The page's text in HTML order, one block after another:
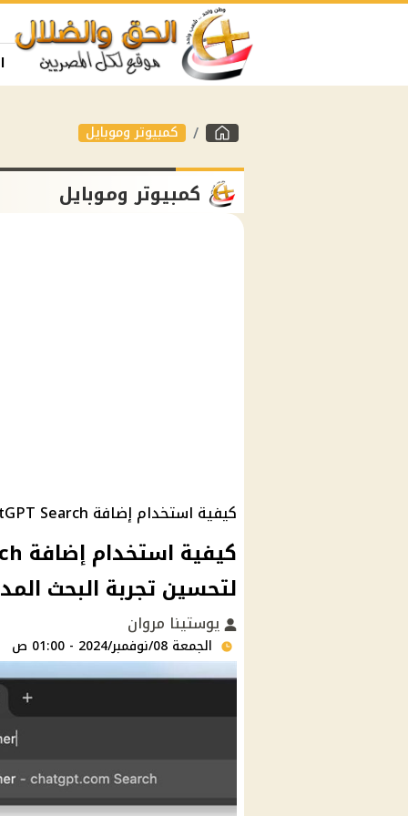
كمبيوتر وموبايل
كمبيوتر وموبايل
كيفية استخدام إضافة ChatGPT Search
لتحسين تجربة البحث
يوستينا مروان
الجمعة 08/نوفمبر/2024 - 01:00 ص